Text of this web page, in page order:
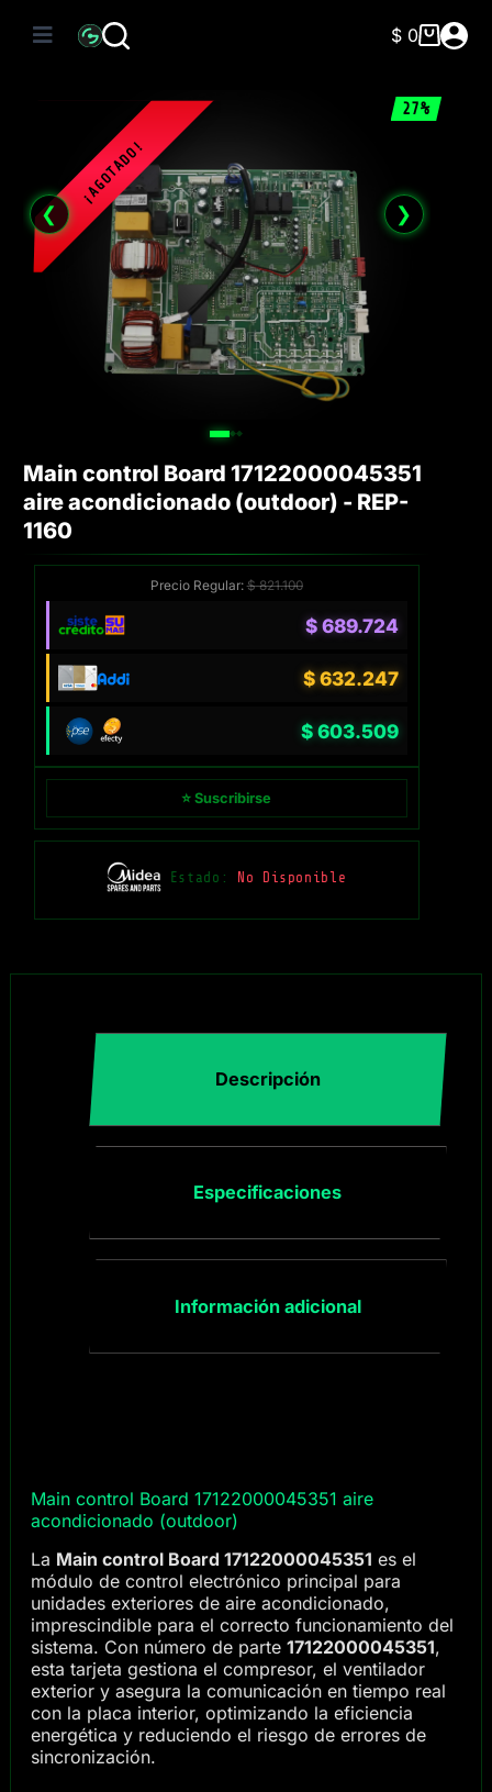
Carro
$0
27%
❮ ❯
Main control Board 17122000045351
aire acondicionado (outdoor) - REP-
1160
Precio Regular:$821.100
$689.724
$632.247
$603.509
⭐ Suscribirse
Estado: No Disponible
Descripción
Especificaciones
Información adicional
Main control Board 17122000045351 aire
acondicionado (outdoor)
La Main control Board 17122000045351 es el
módulo de control electrónico principal para
unidades exteriores de aire acondicionado,
imprescindible para el correcto funcionamiento del
sistema. Con número de parte 17122000045351,
esta tarjeta gestiona el compresor, el ventilador
exterior y asegura la comunicación en tiempo real
con la placa interior, optimizando la eficiencia
energética y reduciendo el riesgo de errores de
sincronización.